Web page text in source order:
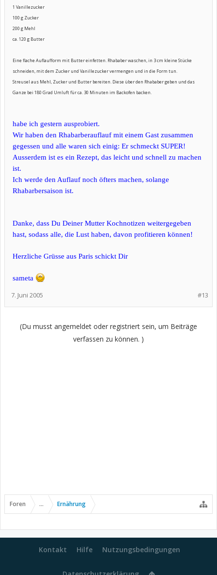
1 Vanillezucker
100 g Zucker
200 g Mehl
ca. 120 g Butter
Eine flache Auflaufform mit Butter einfetten. Rhababer waschen, in 3 cm kleine Stücke
schneiden, mit dem Zucker und Vanillezucker vermengen und in die Form tun.
Streusel aus Mehl, Zucker und Butter bereiten. Diese über den Rhababer geben und das
Ganze bei 180 Grad Umluft für ca. 30 Minuten im Backofen backen.
habe ich gestern ausprobiert.
Wir haben den Rhabarberauflauf mit einem Gast zusammen
gegessen und alle waren sich einig: Er schmeckt SUPER!
Ausserdem ist es ein Rezept, das leicht und schnell zu machen
ist.
Ich werde den Auflauf noch öfters machen, solange
Rhabarbersaison ist.
Danke, dass Du Deiner Mutter Kochnotizen weitergegeben
hast, sodass alle, die Lust haben, davon profitieren können!
Herzliche Grüsse aus Paris schickt Dir
sameta
#13
7. Juni 2005
(Du musst angemeldet oder registriert sein, um Beiträge
verfassen zu können. )
Foren ... Ernährung
Kontakt Hilfe Nutzungsbedingungen